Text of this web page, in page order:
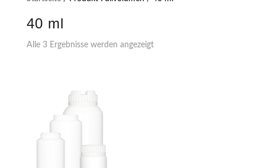
40 ml
Alle 3 Ergebnisse werden angezeigt